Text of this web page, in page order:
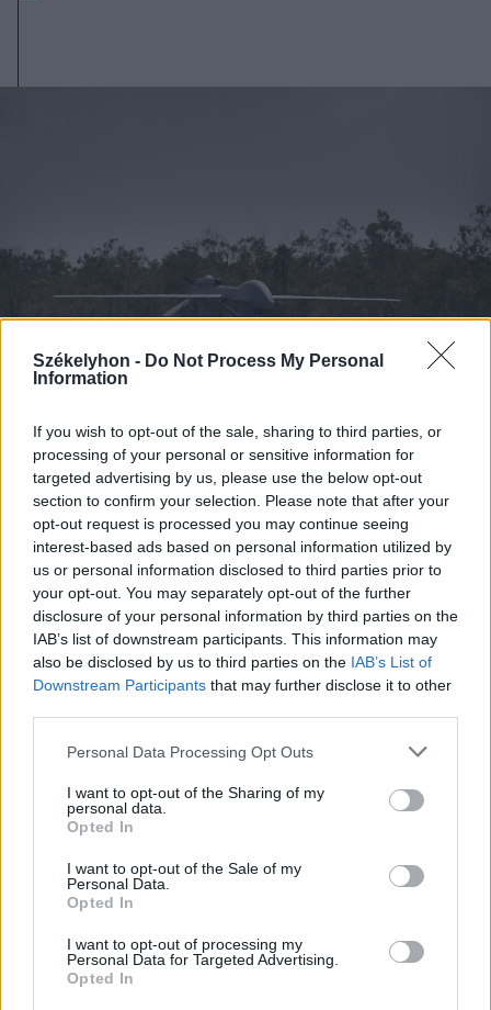
Székelyhon - Do Not Process My Personal
Information
If you wish to opt-out of the sale, sharing to third parties, or
processing of your personal or sensitive information for
targeted advertising by us, please use the below opt-out
section to confirm your selection. Please note that after your
opt-out request is processed you may continue seeing
interest-based ads based on personal information utilized by
us or personal information disclosed to third parties prior to
your opt-out. You may separately opt-out of the further
disclosure of your personal information by third parties on the
IAB’s list of downstream participants. This information may
also be disclosed by us to third parties on the IAB’s List of
Downstream Participants that may further disclose it to other
Personal Data Processing Opt Outs
I want to opt-out of the Sharing of my
personal data.
Opted In
I want to opt-out of the Sale of my
Personal Data.
Opted In
I want to opt-out of processing my
Personal Data for Targeted Advertising.
Opted In
2026. augusztus 08., szombat
Románia irányából érkező ukrán
csalidrón robbant fel Bulgáriában –
frissítve
2026. augusztus 08., szombat